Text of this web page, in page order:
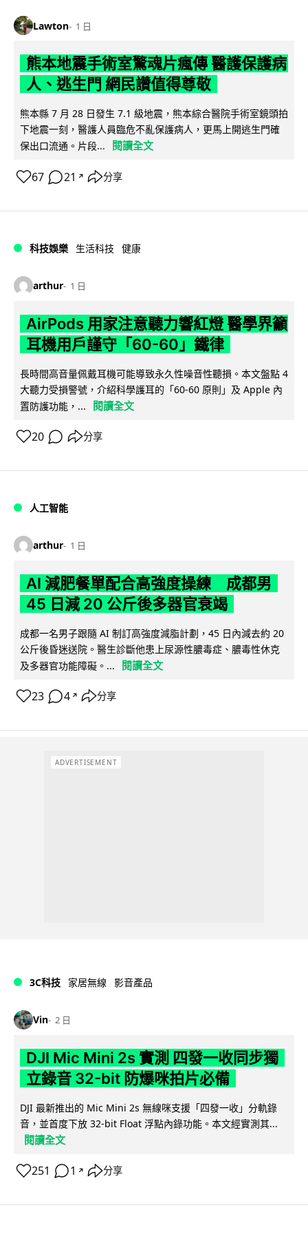
Lawton 1 日
熊本地震手術室驚魂片瘋傳 醫護保護病
人、逃生門 網民讚值得尊敬
熊本縣 7 月 28 日發生 7.1 級地震，熊本綜合醫院手術室鏡頭拍
下地震一刻，醫護人員臨危不亂保護病人，更馬上開逃生門確
保出口流通。片段...
閱讀全文
67 21 ↗ 分享
科技娛樂 生活科技 健康
arthur 1 日
AirPods 用家注意聽力響紅燈 醫學界籲
耳機用戶謹守「60-60」鐵律
長時間高音量佩戴耳機可能導致永久性噪音性聽損。本文盤點 4
大聽力受損警號，介紹科學護耳的「60-60 原則」及 Apple 內
置防護功能，...
閱讀全文
20 分享
人工智能
arthur 1 日
AI 減肥餐單配合高強度操練 成都男
45 日減 20 公斤後多器官衰竭
成都一名男子跟隨 AI 制訂高強度減脂計劃，45 日內減去約 20
公斤後昏迷送院。醫生診斷他患上尿源性膿毒症、膿毒性休克
及多器官功能障礙。...
閱讀全文
23 4 ↗ 分享
ADVERTISEMENT
3C科技 家居無線 影音產品
Vin 2 日
DJI Mic Mini 2s 實測 四發一收同步獨
立錄音 32-bit 防爆咪拍片必備
DJI 最新推出的 Mic Mini 2s 無線咪支援「四發一收」分軌錄
音，並首度下放 32-bit Float 浮點內錄功能。本文經實測其...
閱讀全文
251 1 ↗ 分享